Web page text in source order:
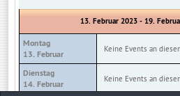
13. Februar 2023 - 19.
Montag
13. Februar
Keine Events an
Dienstag
14. Februar
Keine Events an